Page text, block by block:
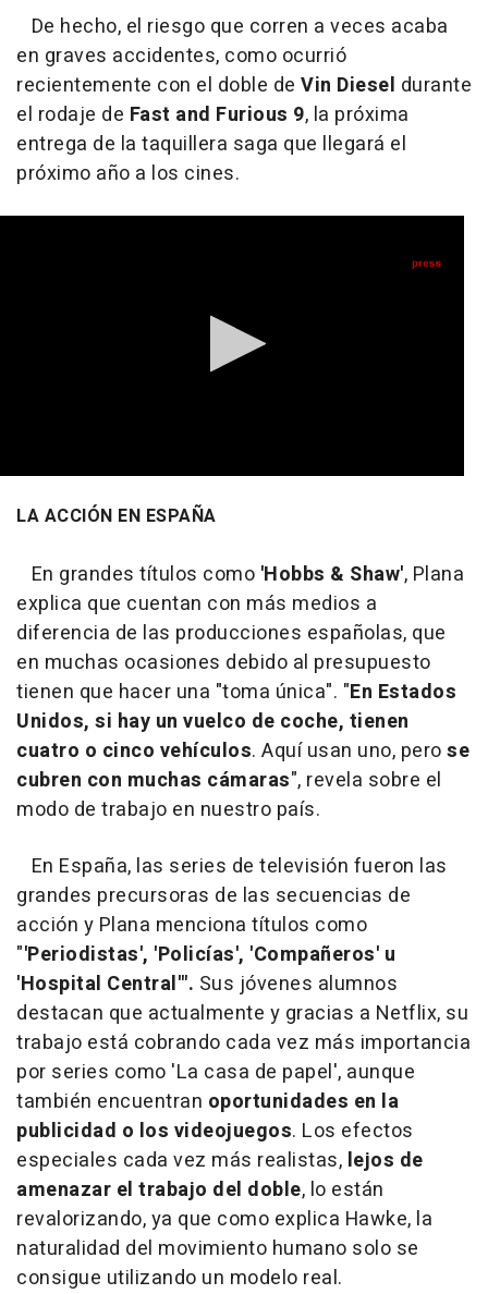
De hecho, el riesgo que corren a veces acaba
en graves accidentes, como ocurrió
recientemente con el doble de Vin Diesel durante
el rodaje de Fast and Furious 9, la próxima
entrega de la taquillera saga que llegará el
próximo año a los cines.
LA ACCIÓN EN ESPAÑA
En grandes títulos como 'Hobbs & Shaw', Plana
explica que cuentan con más medios a
diferencia de las producciones españolas, que
en muchas ocasiones debido al presupuesto
tienen que hacer una "toma única". "En Estados
Unidos, si hay un vuelco de coche, tienen
cuatro o cinco vehículos. Aquí usan uno, perose
cubren con muchas cámaras", revela sobre el
modo de trabajo en nuestro país.
En España, las series de televisión fueron las
grandes precursoras de las secuencias de
acción y Plana menciona títulos como
"'Periodistas', 'Policías', 'Compañeros' u
'Hospital Central'". Sus jóvenes alumnos
destacan que actualmente y gracias a Netflix, su
trabajo está cobrando cada vez más importancia
por series como 'La casa de papel', aunque
también encuentran oportunidades en la
publicidad o los videojuegos. Los efectos
especiales cada vez más realistas, lejos de
amenazar el trabajo del doble, lo están
revalorizando, ya que como explica Hawke, la
naturalidad del movimiento humano solo se
consigue utilizando un modelo real.